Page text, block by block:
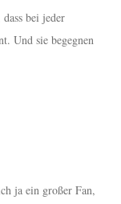
bei jeder
Und sie begegnen
ja ein großer Fan,